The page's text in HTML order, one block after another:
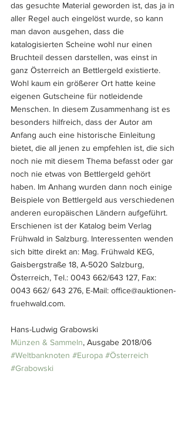
das gesuchte Material geworden ist, das ja in
aller Regel auch eingelöst wurde, so kann
man davon ausgehen, dass die
katalogisierten Scheine wohl nur einen
Bruchteil dessen darstellen, was einst in
ganz Österreich an Bettlergeld existierte.
Wohl kaum ein größerer Ort hatte keine
eigenen Gutscheine für notleidende
Menschen. In diesem Zusammenhang ist es
besonders hilfreich, dass der Autor am
Anfang auch eine historische Einleitung
bietet, die all jenen zu empfehlen ist, die sich
noch nie mit diesem Thema befasst oder gar
noch nie etwas von Bettlergeld gehört
haben. Im Anhang wurden dann noch einige
Beispiele von Bettlergeld aus verschiedenen
anderen europäischen Ländern aufgeführt.
Erschienen ist der Katalog beim Verlag
Frühwald in Salzburg. Interessenten wenden
sich bitte direkt an: Mag. Frühwald KEG,
Gaisbergstraße 18, A-5020 Salzburg,
Österreich, Tel.: 0043 662/643 127, Fax:
0043 662/ 643 276, E-Mail: office@auktionen-
fruehwald.com.
Hans-Ludwig Grabowski
Münzen & Sammeln, Ausgabe 2018/06
#Weltbanknoten #Europa #Österreich
#Grabowski